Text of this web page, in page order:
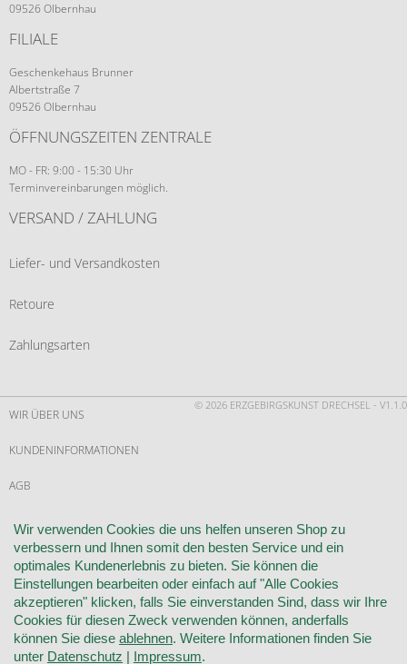
09526 Olbernhau
FILIALE
Geschenkehaus Brunner
Albertstraße 7
09526 Olbernhau
ÖFFNUNGSZEITEN ZENTRALE
MO - FR: 9:00 - 15:30 Uhr
Terminvereinbarungen möglich.
VERSAND / ZAHLUNG
Liefer- und Versandkosten
Retoure
Zahlungsarten
© 2026 ERZGEBIRGSKUNST DRECHSEL - V1.1.0
WIR ÜBER UNS
KUNDENINFORMATIONEN
AGB
WIDERRUF
VERTRAG WIDERRUFEN
KONTAKT
DATENSCHUTZ
Wir verwenden Cookies die uns helfen unseren Shop zu
verbessern und Ihnen somit den besten Service und ein
optimales Kundenerlebnis zu bieten. Sie können die
Einstellungen bearbeiten oder einfach auf "Alle Cookies
akzeptieren" klicken, falls Sie einverstanden Sind, dass wir Ihre
Cookies für diesen Zweck verwenden können, anderfalls
können Sie diese ablehnen. Weitere Informationen finden Sie
unter Datenschutz | Impressum.